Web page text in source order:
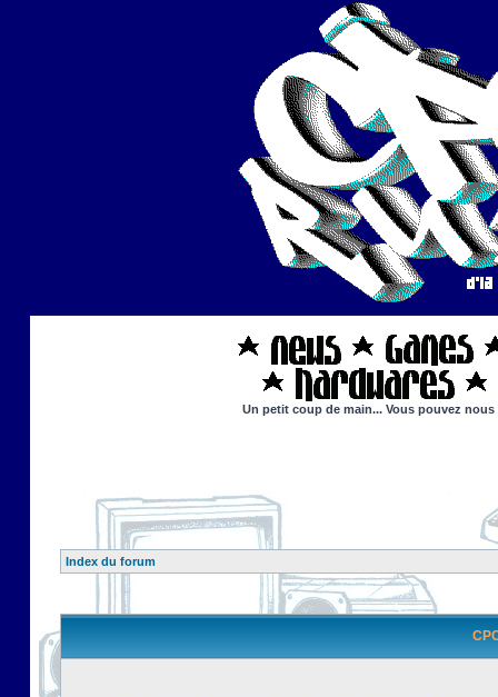
Un petit coup de main... Vous pouvez
Index du forum